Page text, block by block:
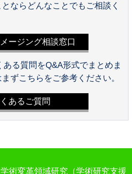
ならどんなことでもご相談く
ージング相談窓口
る質問をQ&A形式でまとめま
ずこちらをご参考ください。
あるご質問
術変革領域研究（学術研究支援